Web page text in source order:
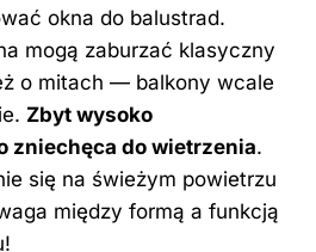
okna do balustrad.
mogą zaburzać klasyczny
o mitach — balkony wcale
Zbyt wysoko
zniechęca do wietrzenia.
się na świeżym powietrzu
między formą a funkcją